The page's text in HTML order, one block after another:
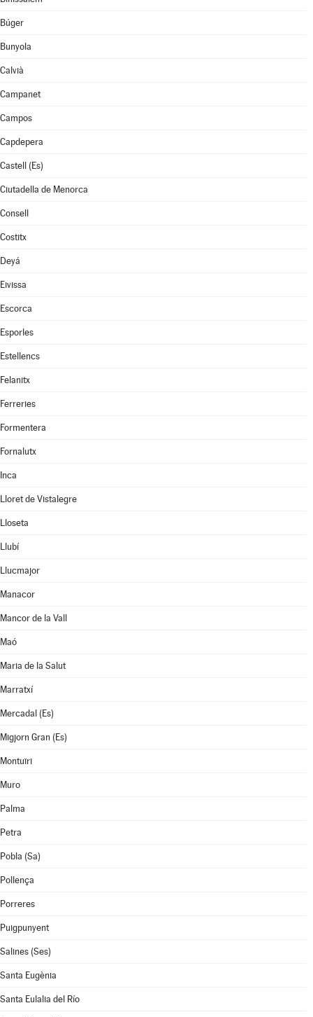
Búger
Bunyola
Calvià
Campanet
Campos
Capdepera
Castell (Es)
Ciutadella de Menorca
Consell
Costitx
Deyá
Eivissa
Escorca
Esporles
Estellencs
Felanitx
Ferreries
Formentera
Fornalutx
Inca
Lloret de Vistalegre
Lloseta
Llubí
Llucmajor
Manacor
Mancor de la Vall
Maó
Maria de la Salut
Marratxí
Mercadal (Es)
Migjorn Gran (Es)
Montuïri
Muro
Palma
Petra
Pobla (Sa)
Pollença
Porreres
Puigpunyent
Salines (Ses)
Santa Eugènia
Santa Eulalia del Río